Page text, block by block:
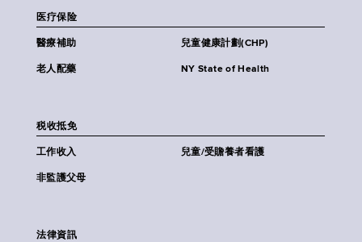
医疗保险
醫療補助 兒童健康計劃(CHP)
老人配藥 NY State of Health
税收抵免
工作收入 兒童/受贍養者看護
非監護父母
法律資訊